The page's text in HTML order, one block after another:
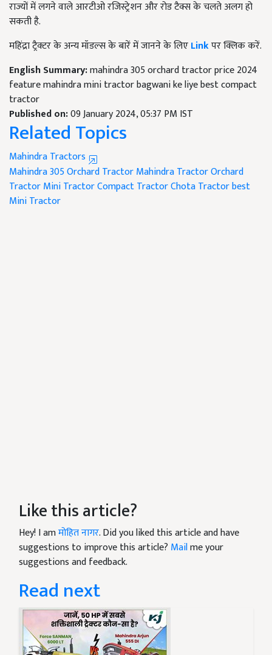
राज्यों में लगने वाले आरटीओ रजिस्ट्रेशन और रोड टैक्स के चलते अलग हो
सकती है.
महिंद्रा ट्रैक्टर के अन्य मॉडल्स के बारें में जानने के लिएLinkपर क्लिक करें.
English Summary:mahindra 305 orchard tractor price 2024
feature mahindra mini tractor bagwani ke liye best compact
tractor
Published on:09 January 2024, 05:37 PM IST
Related Topics
Mahindra Tractors
Mahindra 305 Orchard TractorMahindra TractorOrchard
TractorMini TractorCompact TractorChota Tractorbest
Mini Tractor
Like this article?
Hey! I amमोहित नागर. Did you liked this article and have
suggestions to improve this article? Mailme your
suggestions and feedback.
Read next